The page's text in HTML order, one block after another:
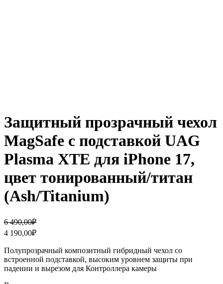
Защитный прозрачный чехол
MagSafe с подставкой UAG
Plasma XTE для iPhone 17,
цвет тонированный/титан
(Ash/Titanium)
6 490,00₽
Первоначальная
цена
составляла
6
490,00₽.
4 190,00₽
Текущая
цена:
4
190,00₽.
Полупрозрачный композитный гибридный чехол со
встроенной подставкой, высоким уровнем защиты при
падении и вырезом для Контроллера камеры